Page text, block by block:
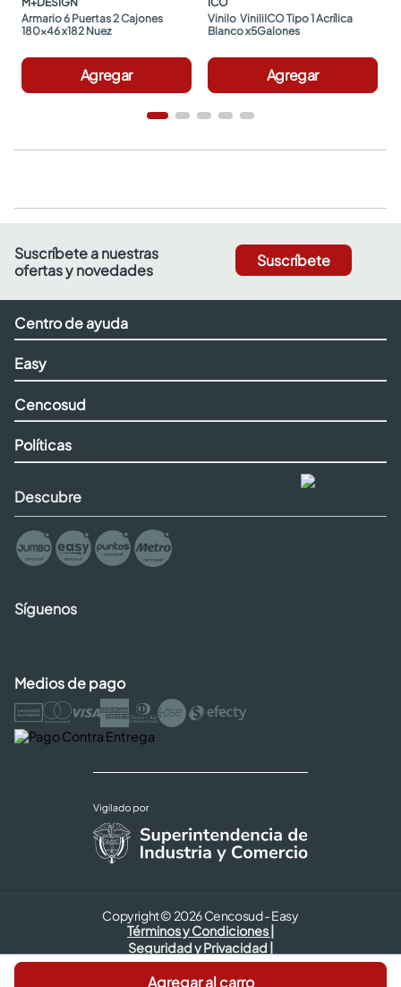
Agregar al carro
Armario 6 Puertas 2 Cajones
180x46 x182 Nuez
Agregar
Vinilo  ViniliICO Tipo 1 Acrílica
Blanco x5Galones
Agregar
Suscríbete a nuestras
ofertas y novedades
Suscríbete
Centro de ayuda
Easy
Cencosud
Políticas
Descubre
Síguenos
Medios de pago
Copyright © 2026 Cencosud - Easy
Términos y Condiciones |
Seguridad y Privacidad |
Código de ética